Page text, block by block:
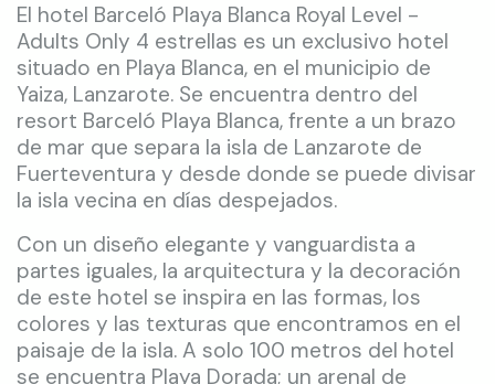
El hotel Barceló Playa Blanca Royal Level -
Adults Only 4 estrellas es un exclusivo hotel
situado en Playa Blanca, en el municipio de
Yaiza, Lanzarote. Se encuentra dentro del
resort Barceló Playa Blanca, frente a un brazo
de mar que separa la isla de Lanzarote de
Fuerteventura y desde donde se puede divisar
la isla vecina en días despejados.
Con un diseño elegante y vanguardista a
partes iguales, la arquitectura y la decoración
de este hotel se inspira en las formas, los
colores y las texturas que encontramos en el
paisaje de la isla. A solo 100 metros del hotel
se encuentra Playa Dorada; un arenal de